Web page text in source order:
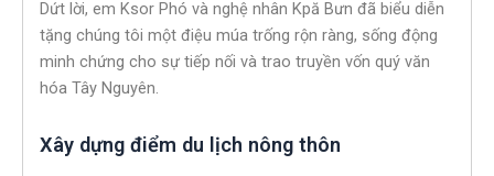
Dứt lời, em Ksor Phó và nghệ nhân Kpă Bưn đã biểu diễn
tặng chúng tôi một điệu múa trống rộn ràng, sống động
minh chứng cho sự tiếp nối và trao truyền vốn quý văn
hóa Tây Nguyên.
Xây dựng điểm du lịch nông thôn